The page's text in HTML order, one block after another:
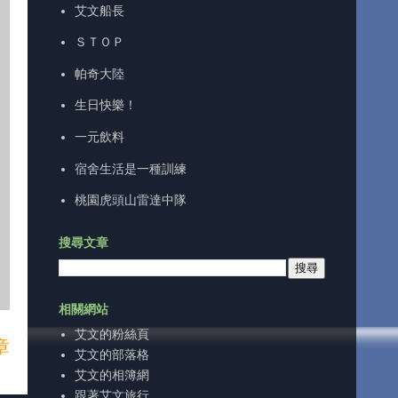
艾文船長
ＳＴＯＰ
帕奇大陸
生日快樂！
一元飲料
宿舍生活是一種訓練
桃園虎頭山雷達中隊
搜尋文章
相關網站
艾文的粉絲頁
艾文的部落格
艾文的相簿網